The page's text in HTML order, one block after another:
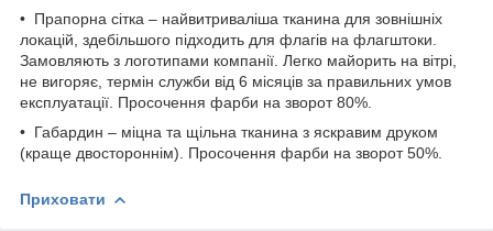
• Прапорна сітка – найвитриваліша тканина для зовнішніх
локацій, здебільшого підходить для флагів на флагштоки.
Замовляють з логотипами компанії. Легко майорить на вітрі,
не вигоряє, термін служби від 6 місяців за правильних умов
експлуатації. Просочення фарби на зворот 80%.
• Габардин – міцна та щільна тканина з яскравим друком
(краще двостороннім). Просочення фарби на зворот 50%.
Приховати